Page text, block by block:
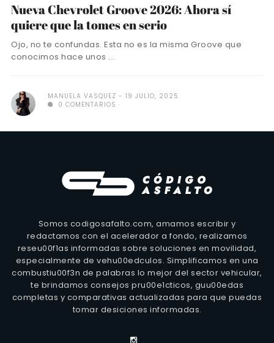
Nueva Chevrolet Groove 2026: Ahora sí
quiere que la tomes en serio
Ojo, no te confundas. Esta no es la misma Groove que
conocimos hace unos ...
MANUELA VASQUEZ
19 JULIO, 2025
0 COMENTARIOS
Somos codigosafalto.com, amamos escribir y
redactamos con el acelerador a fondo, realizamos
reseu00f1as informadas sobre soluciones en movilidad,
especialmente de vehu00edculos. Simplificamos en una
combustiu00f3n de palabras lo mejor del sector vehicular,
te brindamos consejos pru00e1cticos, guu00edas
completas y comparativas actualizadas para que puedas
tomar desiciones informadas.